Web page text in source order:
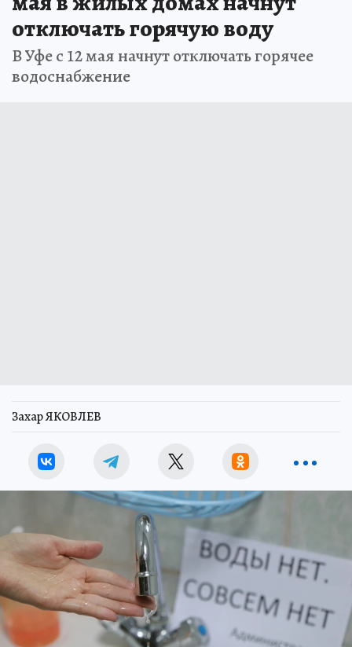
отключать горячую воду
В Уфе с 12 мая начнут отключать горячее
водоснабжение
Захар ЯКОВЛЕВ